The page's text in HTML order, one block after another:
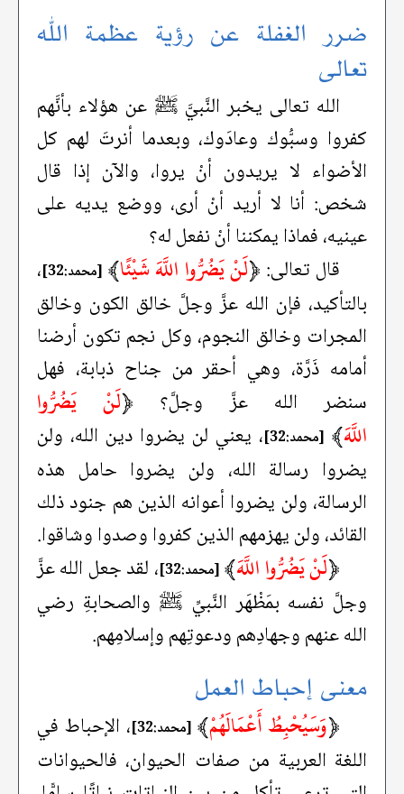
ضرر الغفلة عن رؤية عظمة الله
تعالى
الله تعالى يخبر النَّبيَّ ﷺ عن هؤلاء بأنَّهم
كفروا وسبُّوك وعادَوك، وبعدما أنرتَ لهم كل
الأضواء لا يريدون أنْ يروا، والآن إذا قال
شخص: أنا لا أريد أنْ أرى، ووضع يديه على
عينيه، فماذا يمكننا أنْ نفعل له؟
قال تعالى: ﴿لَنْ يَضُرُّوا اللَّهَ شَيْئًا﴾ [محمد:32]
،
بالتأكيد، فإن الله عزَّ وجلَّ خالق الكون وخالق
المجرات وخالق النجوم، وكل نجم تكون أرضنا
أمامه ذَرَّة، وهي أحقر من جناح ذبابة، فهل
سنضر الله عزَّ وجلَّ؟ ﴿لَنْ يَضُرُّوا
اللَّهَ﴾ [محمد:32]
، يعني لن يضروا دين الله، ولن
يضروا رسالة الله، ولن يضروا حامل هذه
الرسالة، ولن يضروا أعوانه الذين هم جنود ذلك
القائد، ولن يهزمهم الذين كفروا وصدوا وشاقوا.
﴿لَنْ يَضُرُّوا اللَّهَ﴾ [محمد:32]
، لقد جعل الله عزَّ
وجلَّ نفسه بمَظْهَر النَّبيِّ ﷺ والصحابةِ رضي
الله عنهم وجهادِهم ودعوتِهم وإسلامِهم.
معنى إحباط العمل
﴿وَسَيُحْبِطُ أَعْمَالَهُمْ﴾ [محمد:32]
، الإحباط في
اللغة العربية من صفات الحيوان، فالحيوانات